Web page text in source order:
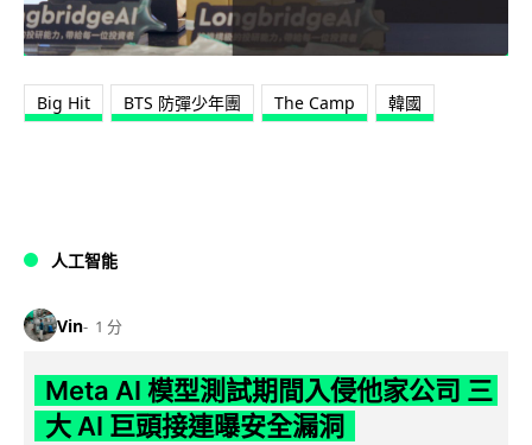
Big Hit BTS 防彈少年團 The Camp 韓國
人工智能
Vin 1 分
Meta AI 模型測試期間入侵他家公司 三
大 AI 巨頭接連曝安全漏洞